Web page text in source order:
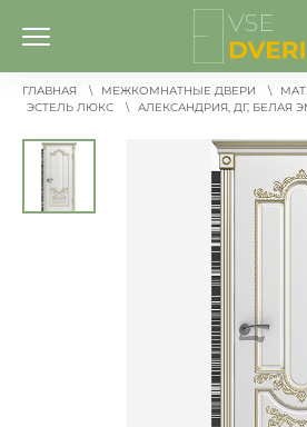
ГЛАВНАЯ МЕЖКОМНАТНЫЕ ДВЕРИ
ЭСТЕЛЬ ЛЮКС
АЛЕКСАНДРИЯ, ДГ, БЕЛАЯ